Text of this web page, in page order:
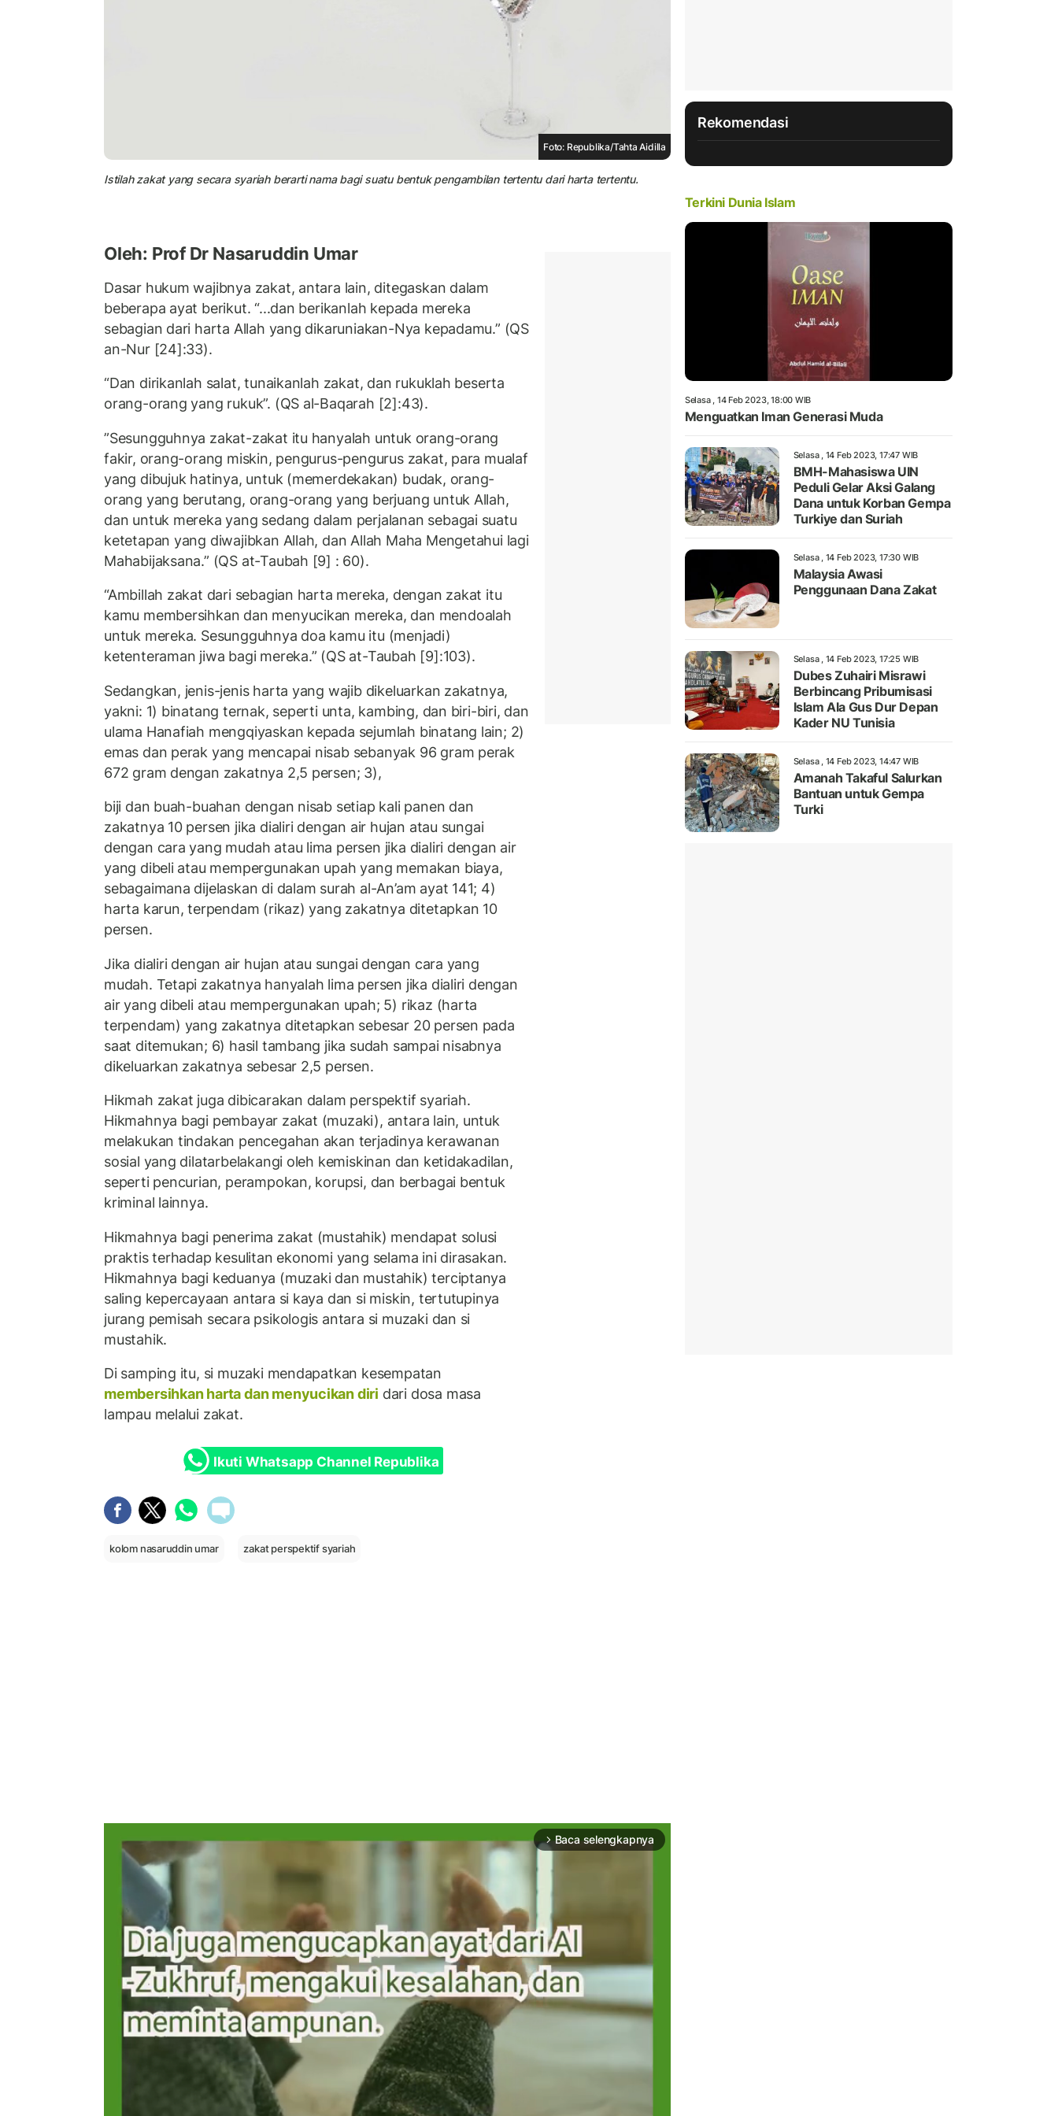
Foto: Republika/Tahta Aidilla
Istilah zakat yang secara syariah berarti nama bagi suatu bentuk pengambilan tertentu dari harta tertentu.
Oleh: Prof Dr Nasaruddin Umar
Dasar hukum wajibnya zakat, antara lain, ditegaskan dalam
beberapa ayat berikut. “...dan berikanlah kepada mereka
sebagian dari harta Allah yang dikaruniakan-Nya kepadamu.” (QS
an-Nur [24]:33).
“Dan dirikanlah salat, tunaikanlah zakat, dan rukuklah beserta
orang-orang yang rukuk”. (QS al-Baqarah [2]:43).
”Sesungguhnya zakat-zakat itu hanyalah untuk orang-orang
fakir, orang-orang miskin, pengurus-pengurus zakat, para mualaf
yang dibujuk hatinya, untuk (memerdekakan) budak, orang-
orang yang berutang, orang-orang yang berjuang untuk Allah,
dan untuk mereka yang sedang dalam perjalanan sebagai suatu
ketetapan yang diwajibkan Allah, dan Allah Maha Mengetahui lagi
Mahabijaksana.” (QS at-Taubah [9] : 60).
“Ambillah zakat dari sebagian harta mereka, dengan zakat itu
kamu membersihkan dan menyucikan mereka, dan mendoalah
untuk mereka. Sesungguhnya doa kamu itu (menjadi)
ketenteraman jiwa bagi mereka.” (QS at-Taubah [9]:103).
Sedangkan, jenis-jenis harta yang wajib dikeluarkan zakatnya,
yakni: 1) binatang ternak, seperti unta, kambing, dan biri-biri, dan
ulama Hanafiah mengqiyaskan kepada sejumlah binatang lain; 2)
emas dan perak yang mencapai nisab sebanyak 96 gram perak
672 gram dengan zakatnya 2,5 persen; 3),
biji dan buah-buahan dengan nisab setiap kali panen dan
zakatnya 10 persen jika dialiri dengan air hujan atau sungai
dengan cara yang mudah atau lima persen jika dialiri dengan air
yang dibeli atau mempergunakan upah yang memakan biaya,
sebagaimana dijelaskan di dalam surah al-An’am ayat 141; 4)
harta karun, terpendam (rikaz) yang zakatnya ditetapkan 10
persen.
Jika dialiri dengan air hujan atau sungai dengan cara yang
mudah. Tetapi zakatnya hanyalah lima persen jika dialiri dengan
air yang dibeli atau mempergunakan upah; 5) rikaz (harta
terpendam) yang zakatnya ditetapkan sebesar 20 persen pada
saat ditemukan; 6) hasil tambang jika sudah sampai nisabnya
dikeluarkan zakatnya sebesar 2,5 persen.
Hikmah zakat juga dibicarakan dalam perspektif syariah.
Hikmahnya bagi pembayar zakat (muzaki), antara lain, untuk
melakukan tindakan pencegahan akan terjadinya kerawanan
sosial yang dilatarbelakangi oleh kemiskinan dan ketidakadilan,
seperti pencurian, perampokan, korupsi, dan berbagai bentuk
kriminal lainnya.
Hikmahnya bagi penerima zakat (mustahik) mendapat solusi
praktis terhadap kesulitan ekonomi yang selama ini dirasakan.
Hikmahnya bagi keduanya (muzaki dan mustahik) terciptanya
saling kepercayaan antara si kaya dan si miskin, tertutupinya
jurang pemisah secara psikologis antara si muzaki dan si
mustahik.
Di samping itu, si muzaki mendapatkan kesempatan
membersihkan harta dan menyucikan diri dari dosa masa
lampau melalui zakat.
Ikuti Whatsapp Channel Republika
kolom nasaruddin umar zakat perspektif syariah
arrow_forward_ios Baca selengkapnya
Rekomendasi
Terkini Dunia Islam
Selasa , 14 Feb 2023, 18:00 WIB
Menguatkan Iman Generasi Muda
Selasa , 14 Feb 2023, 17:47 WIB
BMH-Mahasiswa UIN
Peduli Gelar Aksi Galang
Dana untuk Korban Gempa
Turkiye dan Suriah
Selasa , 14 Feb 2023, 17:30 WIB
Malaysia Awasi
Penggunaan Dana Zakat
Selasa , 14 Feb 2023, 17:25 WIB
Dubes Zuhairi Misrawi
Berbincang Pribumisasi
Islam Ala Gus Dur Depan
Kader NU Tunisia
Selasa , 14 Feb 2023, 14:47 WIB
Amanah Takaful Salurkan
Bantuan untuk Gempa
Turki